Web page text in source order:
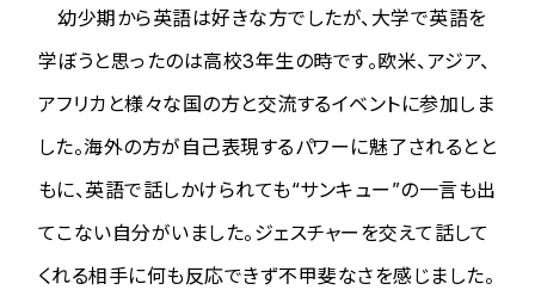
幼少期から英語は好きな方でしたが、大学で英語を
学ぼうと思ったのは高校3年生の時です。欧米、アジア、
アフリカと様々な国の方と交流するイベントに参加しま
した。海外の方が自己表現するパワーに魅了されるとと
もに、英語で話しかけられても“サンキュー”の一言も出
てこない自分がいました。ジェスチャーを交えて話して
くれる相手に何も反応できず不甲斐なさを感じました。